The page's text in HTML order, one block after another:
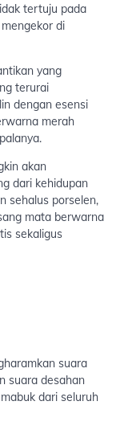
tertuju pada
di
yang
terurai
dengan esensi
merah
akan
dari kehidupan
sehalus porselen,
mata berwarna
sekaligus
suara
suara desahan
dari seluruh